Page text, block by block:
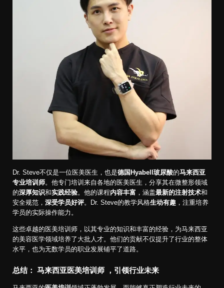
Dr. Steve不仅是一位医美医生，也是德国Hyabell玻尿酸的马来西亚
专业培训师。他专门培训来自各地的医美医生，分享其在微整形领域
的深厚知识和实践经验。他的课程内容丰富 ，涵盖最新的注射技术和
安全规范， 深受学员好评。Dr. Steve的教学风格生动有趣 ，注重培养
学员的实际操作能力。
这些卓越的医美培训师，以其专业的知识和丰富的经验，为马来西亚
的美容医学领域培养了大批人才。他们的贡献不仅提升了行业的整体
水平，也为无数学员的职业发展铺平了道路。
总结： 马来西亚医美培训师 ，引领行业未来